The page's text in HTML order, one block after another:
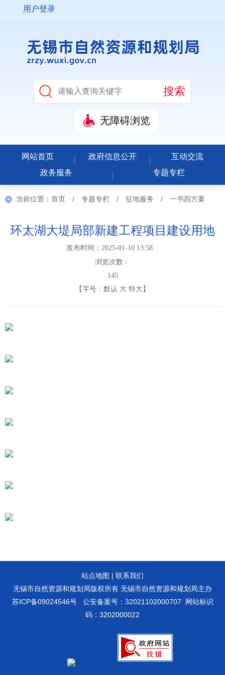
用户登录
无障碍浏览
网站首页 政府信息公开
互动交流
政务服务
专题专栏
当前位置： 首页 / 专题专栏 / 征地服务 / 一书四方案
环太湖大堤局部新建工程项目建设用地
发布时间：2025-01-10 13:58
浏览次数：
145
【字号： 默认 大 特大 】
站点地图 | 联系我们
无锡市自然资源和规划局版权所有 无锡市自然资源和规划局主办
苏ICP备09024546号
公安备案号：32021102000707 网站标识
码：3202000022